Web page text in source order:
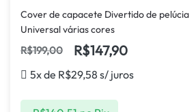
Cover de capacete Divertido de pelúcia
Universal várias cores
R$199,00 R$147,90
5x de R$29,58 s/ juros